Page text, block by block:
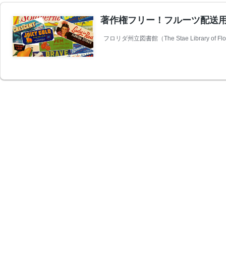
著作権フリー！フルーツ配送
フロリダ州立図書館（The Stae Library of